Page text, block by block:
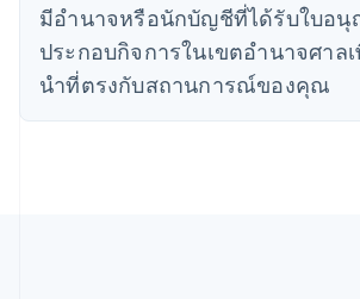
มีอํานาจหรือนักบัญชีที่ได้รับใบอนุ
ประกอบกิจการในเขตอํานาจศาล
นําที่ตรงกับสถานการณ์ของคุณ
ไทย
นอร์เวย์
English